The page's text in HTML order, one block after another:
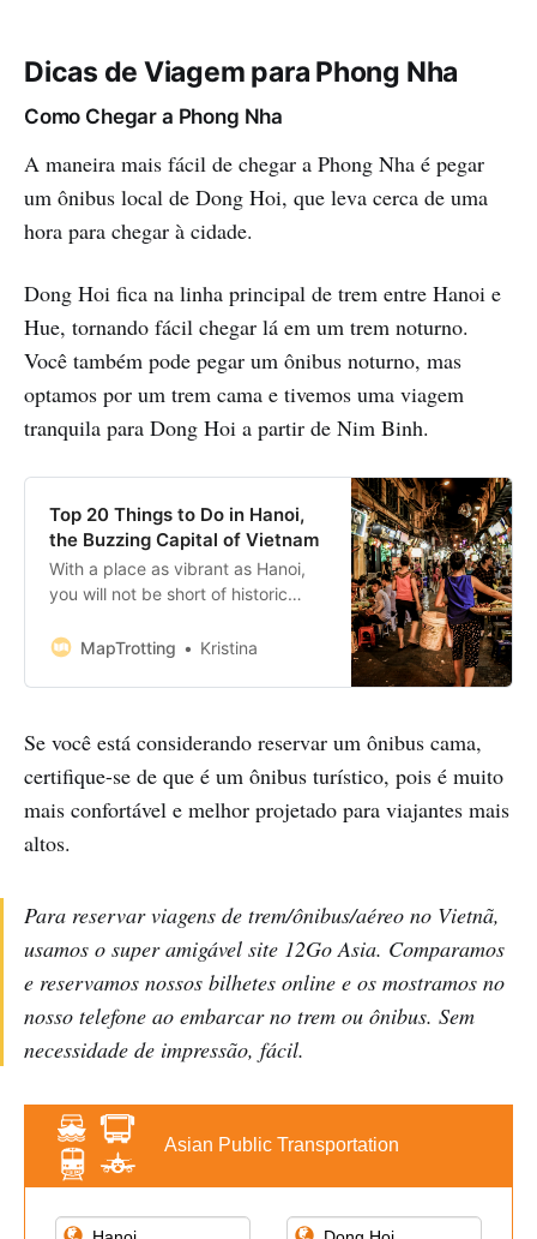
Dicas de Viagem para Phong Nha
Como Chegar a Phong Nha
A maneira mais fácil de chegar a Phong Nha é pegar
um ônibus local de Dong Hoi, que leva cerca de uma
hora para chegar à cidade.
Dong Hoi fica na linha principal de trem entre Hanoi e
Hue, tornando fácil chegar lá em um trem noturno.
Você também pode pegar um ônibus noturno, mas
optamos por um trem cama e tivemos uma viagem
tranquila para Dong Hoi a partir de Nim Binh.
Top 20 Things to Do in Hanoi,
the Buzzing Capital of Vietnam
With a place as vibrant as Hanoi,
you will not be short of historic
museums to visit, dramatic shows
to admire. With vast history and
easy to fall in love with. Bookings:
Some of the
MapTrotting Kristina
Se você está considerando reservar um ônibus cama,
certifique-se de que é um ônibus turístico, pois é muito
mais confortável e melhor projetado para viajantes mais
altos.
Para reservar viagens de trem/ônibus/aéreo no Vietnã,
usamos o super amigável site 12Go Asia. Comparamos
e reservamos nossos bilhetes online e os mostramos no
nosso telefone ao embarcar no trem ou ônibus. Sem
necessidade de impressão, fácil.
Asian Public Transportation